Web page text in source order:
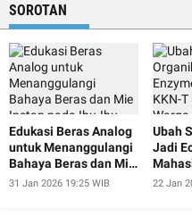
SOROTAN
Edukasi Beras Analog
untuk Menanggulangi
Bahaya Beras dan Mie
Instan pada Ibu-Ibu
31 Jan 2026 19:25 WIB
Ubah
Jadi
UNDIP
22 Jan